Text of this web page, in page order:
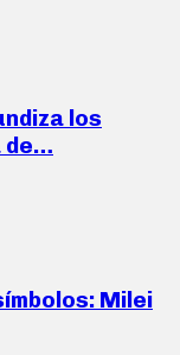
los
de…
Milei